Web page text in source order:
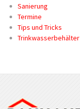
Sanierung
Termine
Tips und Tricks
Trinkwasserbehälter